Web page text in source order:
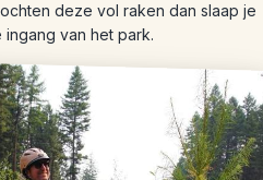
deze vol raken dan slaap je
ingang van het park.